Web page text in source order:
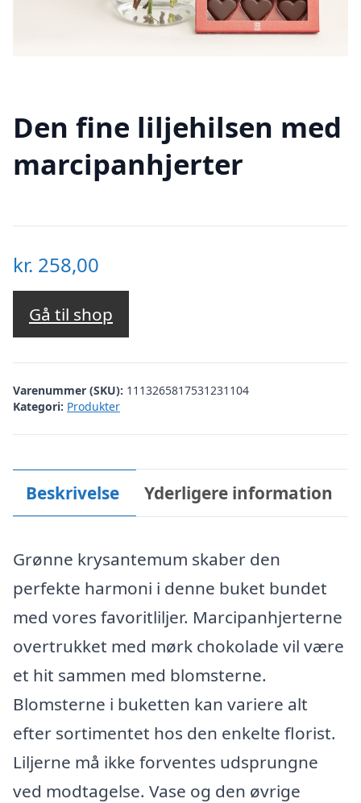
Den fine liljehilsen med
marcipanhjerter
kr. 258,00
Gå til shop
Varenummer (SKU): 1113265817531231104
Kategori: Produkter
Beskrivelse Yderligere information
Grønne krysantemum skaber den
perfekte harmoni i denne buket bundet
med vores favoritliljer. Marcipanhjerterne
overtrukket med mørk chokolade vil være
et hit sammen med blomsterne.
Blomsterne i buketten kan variere alt
efter sortimentet hos den enkelte florist.
Liljerne må ikke forventes udsprungne
ved modtagelse. Vase og den øvrige